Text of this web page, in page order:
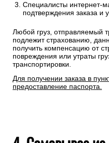
Специалисты интернет-
подтверждения заказа и
Любой груз, отправляемый
подлежит страхованию,
получить компенсацию от
повреждения или утраты
транспортировки.
Для получении заказа в
предоставление паспорта.